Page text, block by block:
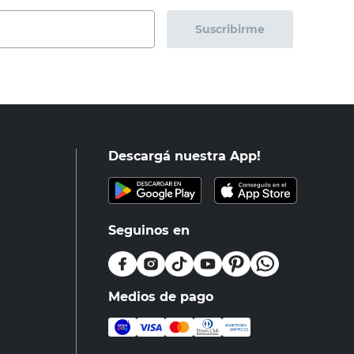
Suscribirme
Descargá nuestra App!
Seguinos en
Medios de pago